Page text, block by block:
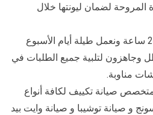
المروحة لضمان ليونتها خلال
متوافرون على مدار 24 ساعة ونعمل طيلة أيام الأسبوع
وجاهزون لتلبية جميع الطلبات في
مناوبة.
صيانة تكييف لكافة أنواع
و صيانة توشيبا و صيانة وايت بيد